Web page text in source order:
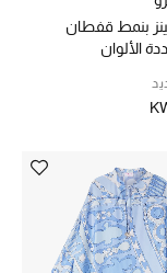
بنمط قفطان
الألوان